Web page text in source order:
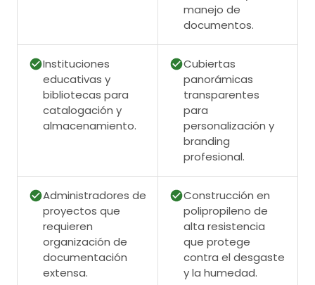
manejo de
documentos.
Instituciones
educativas y
bibliotecas para
catalogación y
almacenamiento.
Cubiertas
panorámicas
transparentes
para
personalización y
branding
profesional.
Administradores de
proyectos que
requieren
organización de
documentación
extensa.
Construcción en
polipropileno de
alta resistencia
que protege
contra el desgaste
y la humedad.